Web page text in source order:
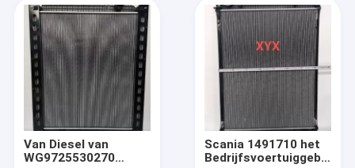
Van Diesel van
WG9725530270
Scania 1491710 het
Bedrijfsvoertuiggebruik